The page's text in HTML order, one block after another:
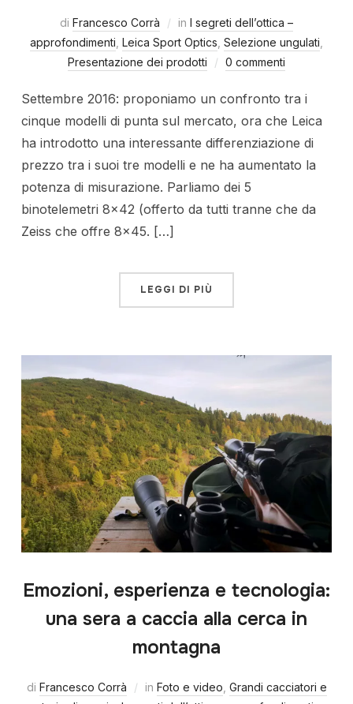
di Francesco Corrà in I segreti dell’ottica –
approfondimenti Leica Sport Optics Selezione ungulati
Presentazione dei prodotti
0 commenti
Settembre 2016: proponiamo un confronto tra i
cinque modelli di punta sul mercato, ora che Leica
ha introdotto una interessante differenziazione di
prezzo tra i suoi tre modelli e ne ha aumentato la
potenza di misurazione. Parliamo dei 5
binotelemetri 8×42 (offerto da tutti tranne che da
Zeiss che offre 8×45. […]
LEGGI DI PIÙ
Emozioni, esperienza e tecnologia:
una sera a caccia alla cerca in
montagna
di Francesco Corrà in Foto e video Grandi cacciatori e